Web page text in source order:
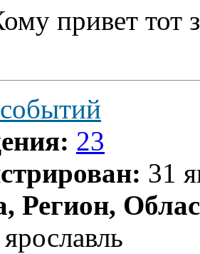
привет тот
23
31
Регион,
ярославль